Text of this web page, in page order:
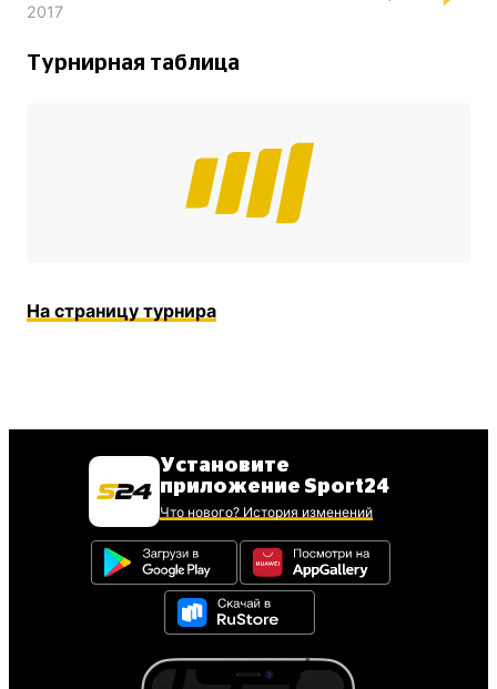
2017
Турнирная таблица
На страницу турнира
Установите
приложение Sport24
Что нового? История изменений